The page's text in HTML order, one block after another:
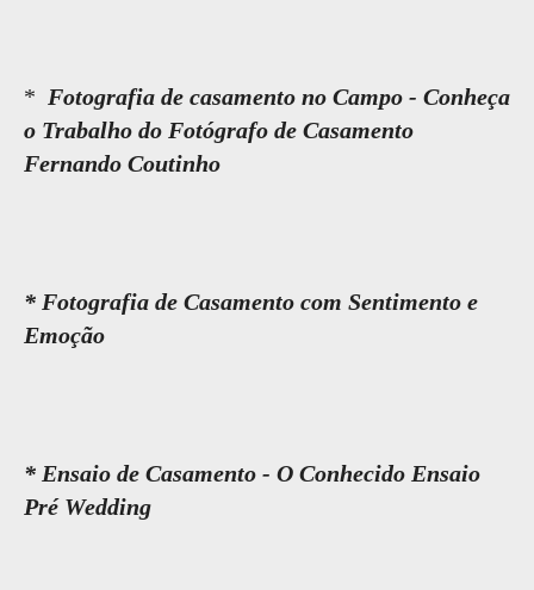
* Fotografia de casamento no Campo - Conheça
o Trabalho do Fotógrafo de Casamento
Fernando Coutinho
* Fotografia de Casamento com Sentimento e
Emoção
* Ensaio de Casamento - O Conhecido Ensaio
Pré Wedding